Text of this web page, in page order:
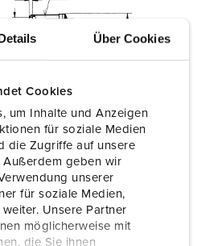
Über Cookies
Cookies
um Inhalte und Anzeigen
für soziale Medien
die Zugriffe auf unsere
Außerdem geben wir
unserer
für soziale Medien,
Unsere Partner
möglicherweise mit
die Sie ihnen